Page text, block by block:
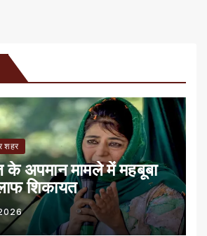
शहर
के अपमान मामले में महबूबा
शिकायत